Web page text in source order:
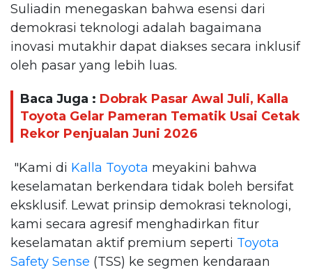
Suliadin menegaskan bahwa esensi dari
demokrasi teknologi adalah bagaimana
inovasi mutakhir dapat diakses secara inklusif
oleh pasar yang lebih luas.
Baca Juga : Dobrak Pasar Awal Juli, Kalla
Toyota Gelar Pameran Tematik Usai Cetak
Rekor Penjualan Juni 2026
"Kami di Kalla Toyota meyakini bahwa
keselamatan berkendara tidak boleh bersifat
eksklusif. Lewat prinsip demokrasi teknologi,
kami secara agresif menghadirkan fitur
keselamatan aktif premium seperti Toyota
Safety Sense (TSS) ke segmen kendaraan